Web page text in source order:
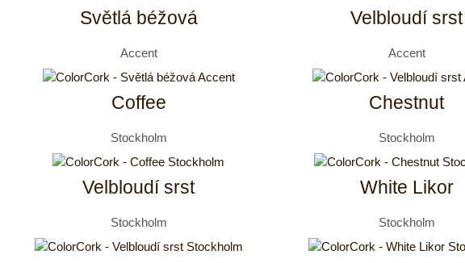
Světlá béžová Velbloudí srst
Accent Accent
Coffee Chestnut
Stockholm Stockholm
Velbloudí srst White Likor
Stockholm Stockholm